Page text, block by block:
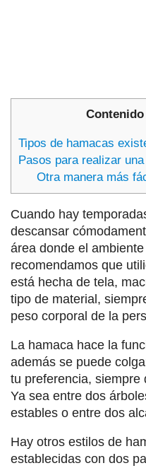
Tipos de hamacas
Pasos para realizar
Otra manera más
Cuando hay
descansar
área donde el
recomendamos que
está hecha de tela,
tipo de material,
peso corporal de la
La hamaca hace la
además se puede
tu preferencia, siempre
Ya sea entre dos
estables o entre dos
Hay otros estilos de
establecidas con dos